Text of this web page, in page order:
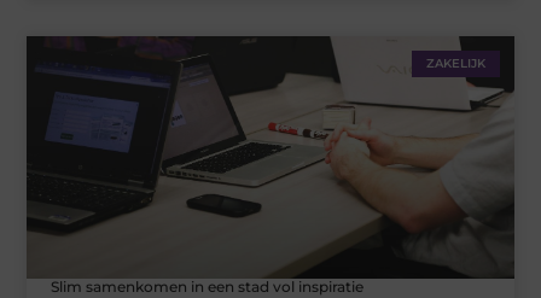
ZAKELIJK
Slim samenkomen in een stad vol inspiratie